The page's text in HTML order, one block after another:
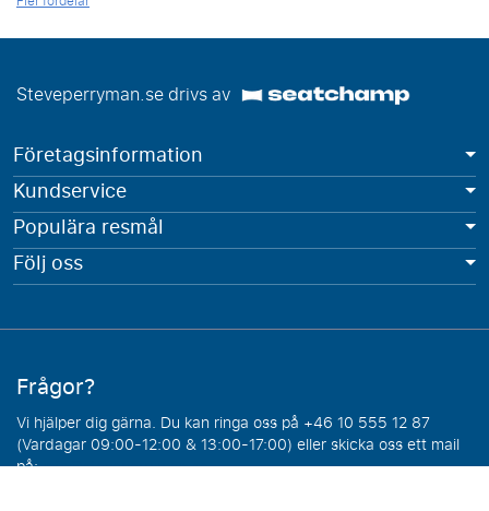
Steveperryman.se drivs av
Företagsinformation
Kundservice
Populära resmål
Följ oss
Frågor?
Vi hjälper dig gärna. Du kan ringa oss på +46 10 555 12 87
(Vardagar 09:00-12:00 & 13:00-17:00) eller skicka oss ett mail
på:info@steveperryman.se